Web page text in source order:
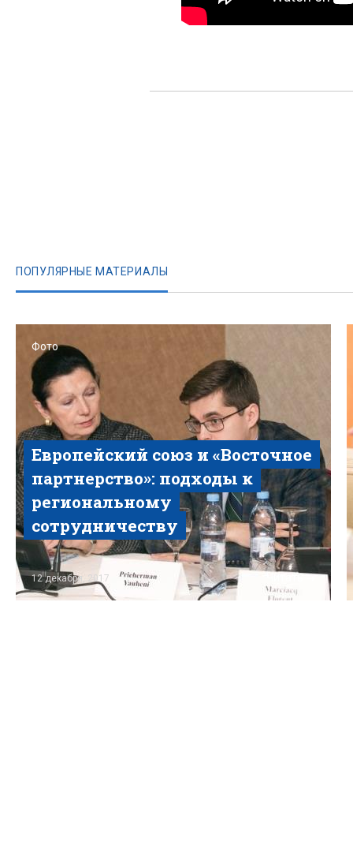
ПОПУЛЯРНЫЕ МАТЕРИАЛЫ
Фото
Европейский союз и «Восточное
партнерство»: подходы к
региональному
сотрудничеству
12 декабря, 2017 Читать